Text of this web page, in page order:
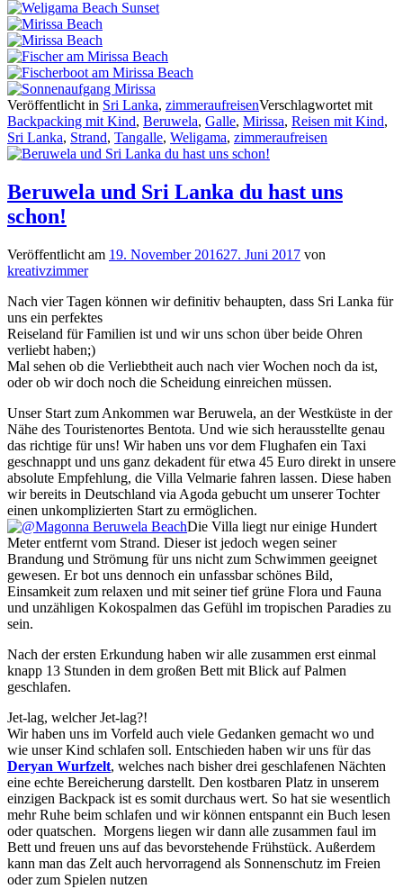
Veröffentlicht in Sri Lanka, zimmeraufreisenVerschlagwortet mit
Backpacking mit Kind, Beruwela, Galle, Mirissa, Reisen mit Kind,
Sri Lanka, Strand, Tangalle, Weligama, zimmeraufreisen
Beruwela und Sri Lanka du hast uns
schon!
Veröffentlicht am 19. November 201627. Juni 2017 von
kreativzimmer
Nach vier Tagen können wir definitiv behaupten, dass Sri Lanka für
uns ein perfektes
Reiseland für Familien ist und wir uns schon über beide Ohren
verliebt haben;)
Mal sehen ob die Verliebtheit auch nach vier Wochen noch da ist,
oder ob wir doch noch die Scheidung einreichen müssen.
Unser Start zum Ankommen war Beruwela, an der Westküste in der
Nähe des Touristenortes Bentota. Und wie sich herausstellte genau
das richtige für uns! Wir haben uns vor dem Flughafen ein Taxi
geschnappt und uns ganz dekadent für etwa 45 Euro direkt in unsere
absolute Empfehlung, die Villa Velmarie fahren lassen. Diese haben
wir bereits in Deutschland via Agoda gebucht um unserer Tochter
einen unkomplizierten Start zu ermöglichen.
Die Villa liegt nur einige Hundert
Meter entfernt vom Strand. Dieser ist jedoch wegen seiner
Brandung und Strömung für uns nicht zum Schwimmen geeignet
gewesen. Er bot uns dennoch ein unfassbar schönes Bild,
Einsamkeit zum relaxen und mit seiner tief grüne Flora und Fauna
und unzähligen Kokospalmen das Gefühl im tropischen Paradies zu
sein.
Nach der ersten Erkundung haben wir alle zusammen erst einmal
knapp 13 Stunden in dem großen Bett mit Blick auf Palmen
geschlafen.
Jet-lag, welcher Jet-lag?!
Wir haben uns im Vorfeld auch viele Gedanken gemacht wo und
wie unser Kind schlafen soll. Entschieden haben wir uns für das
Deryan Wurfzelt, welches nach bisher drei geschlafenen Nächten
eine echte Bereicherung darstellt. Den kostbaren Platz in unserem
einzigen Backpack ist es somit durchaus wert. So hat sie wesentlich
mehr Ruhe beim schlafen und wir können entspannt ein Buch lesen
oder quatschen. Morgens liegen wir dann alle zusammen faul im
Bett und freuen uns auf das bevorstehende Frühstück. Außerdem
kann man das Zelt auch hervorragend als Sonnenschutz im Freien
oder zum Spielen nutzen